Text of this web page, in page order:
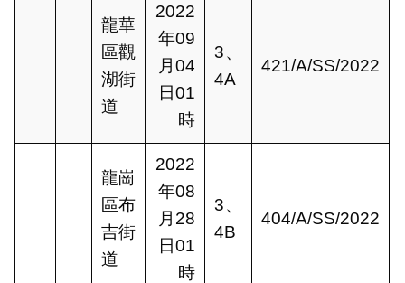
龍華
區觀
湖街
道
2022
年09
月04
日01
時
3、
4A
421/A/SS/2022
龍崗
區布
吉街
道
2022
年08
月28
日01
時
3、
4B
404/A/SS/2022